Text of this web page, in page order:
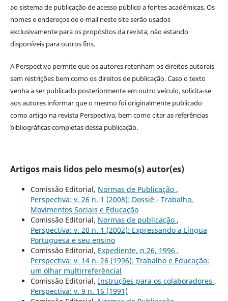
ao sistema de publicação de acesso público a fontes acadêmicas. Os
nomes e endereços de e-mail neste site serão usados
exclusivamente para os propósitos da revista, não estando
disponíveis para outros fins.
A Perspectiva permite que os autores retenham os direitos autorais
sem restrições bem como os direitos de publicação. Caso o texto
venha a ser publicado posteriormente em outro veículo, solicita-se
aos autores informar que o mesmo foi originalmente publicado
como artigo na revista Perspectiva, bem como citar as referências
bibliográficas completas dessa publicação.
Artigos mais lidos pelo mesmo(s) autor(es)
Comissão Editorial, Normas de Publicação ,
Perspectiva: v. 26 n. 1 (2008): Dossiê - Trabalho,
Movimentos Sociais e Educação
Comissão Editorial, Normas de publicação ,
Perspectiva: v. 20 n. 1 (2002): Expressando a Língua
Portuguesa e seu ensino
Comissão Editorial, Expediente, n.26, 1996 ,
Perspectiva: v. 14 n. 26 (1996): Trabalho e Educação:
um olhar multirreferêncial
Comissão Editorial, Instruções para os colaboradores ,
Perspectiva: v. 9 n. 16 (1991)